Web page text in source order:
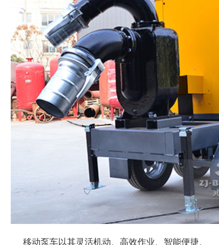
移动泵车以其灵活机动、高效作业、智能便捷、